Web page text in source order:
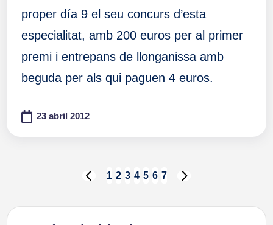
proper día 9 el seu concurs d’esta
especialitat, amb 200 euros per al primer
premi i entrepans de llonganissa amb
beguda per als qui paguen 4 euros.
23 abril 2012
Paginación
de
PÁGINA
1 2 3 4 5 6 7